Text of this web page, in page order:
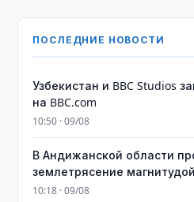
ПОСЛЕДНИЕ НОВОСТИ
Узбекистан и BBC Studios
на BBC.com
10:50 · 09/08
В Андижанской области
землетрясение
10:18 · 09/08